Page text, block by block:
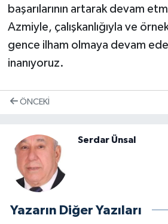
başarılarının artarak devam
Azmiyle, çalışkanlığıyla ve
gence ilham olmaya devam
inanıyoruz.
ÖNCEKI
Serdar Ünsal
Yazarın Diğer Yazıları